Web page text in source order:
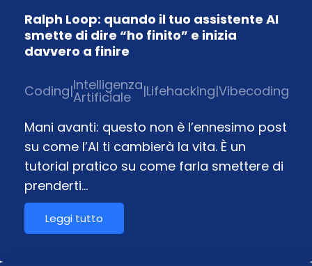
Ralph Loop: quando il tuo assistente AI
smette di dire “ho finito” e inizia
davvero a finire
Coding|Intelligenza
Artificiale |Lifehacking|Vibecoding
Mani avanti: questo non è l’ennesimo post
su come l’AI ti cambierà la vita. È un
tutorial pratico su come farla smettere di
prenderti…
Leggi tutto